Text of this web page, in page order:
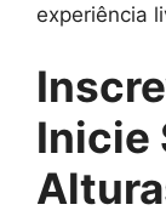
experiência
Inicie